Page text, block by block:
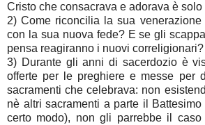
Cristo che consacrava e adorava è solo
2) Come riconcilia la sua
con la sua nuova fede? E se gli
pensa reagiranno i nuovi correligionari?
3) Durante gli anni di sacerdozio è
offerte per le preghiere e messe per
sacramenti che celebrava: non
nè altri sacramenti a parte il
certo modo), non gli parrebbe il